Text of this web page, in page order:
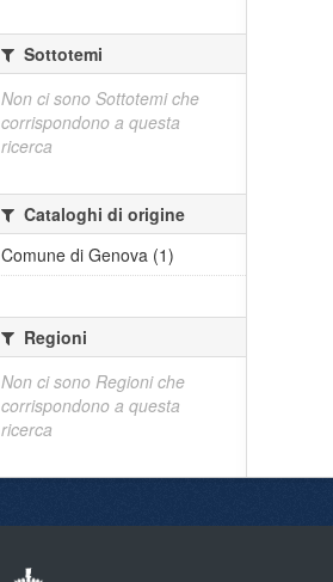
Sottotemi
Non ci sono Sottotemi che
corrispondono a questa
ricerca
Cataloghi di origine
Comune di Genova (1)
Regioni
Non ci sono Regioni che
corrispondono a questa
ricerca